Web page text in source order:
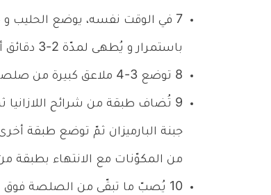
7 في الوقت نفسه، يوضع الحليب و
باستمرار و يُطهى لمدّة 2-3 دقائق أو إلى أن يشتدّ قوام الصلصة.
8 توضع 3-4 ملاعق كبيرة من صلصة المرقة على قعر صينيّة الخَبز.
9 تُضاف طبقة من شرائح
جبنة البارميزان ثمّ توضع طبقة
من المكوّنات مع الانتهاء بطبقة من
10 يُصبّ ما تبقّى من الصلصة فوق